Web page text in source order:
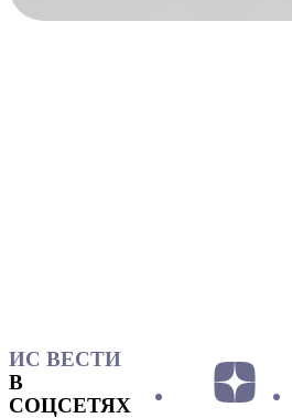
ИС ВЕСТИ
В
СОЦСЕТЯХ